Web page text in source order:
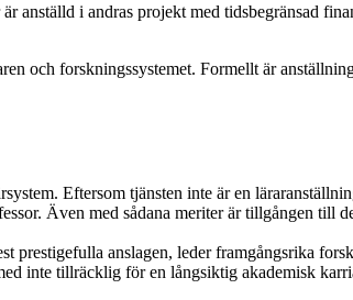
anställd i andras projekt med tidsbegränsad
och forskningssystemet. Formellt är
Eftersom tjänsten inte är en
Även med sådana meriter är tillgången till
prestigefulla anslagen, leder framgångsrika
inte tillräcklig för en långsiktig akademisk